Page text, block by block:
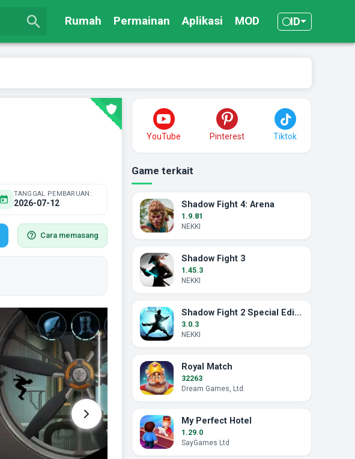
Rumah Permainan Aplikasi MOD ID
TANGGAL PEMBARUAN:
2026-07-12
Cara memasang
YouTube Pinterest Tiktok
Game terkait
Shadow Fight 4: Arena
1.9.81
NEKKI
Shadow Fight 3
1.45.3
NEKKI
Shadow Fight 2 Special Edition
3.0.3
NEKKI
Royal Match
32263
Dream Games, Ltd.
My Perfect Hotel
1.29.0
SayGames Ltd